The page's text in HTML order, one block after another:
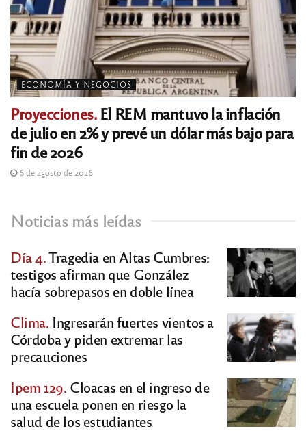
ECONOMÍA Y NEGOCIOS
Proyecciones.El REM mantuvo la inflación
de julio en 2% y prevé un dólar más bajo para
fin de 2026
6 de agosto de 2026
Noticias más leídas
Día 4.Tragedia en Altas Cumbres:
testigos afirman que González
hacía sobrepasos en doble línea
Clima. Ingresarán fuertes vientos a
Córdoba y piden extremar las
precauciones
Ipem 129. Cloacas en el ingreso de
una escuela ponen en riesgo la
salud de los estudiantes